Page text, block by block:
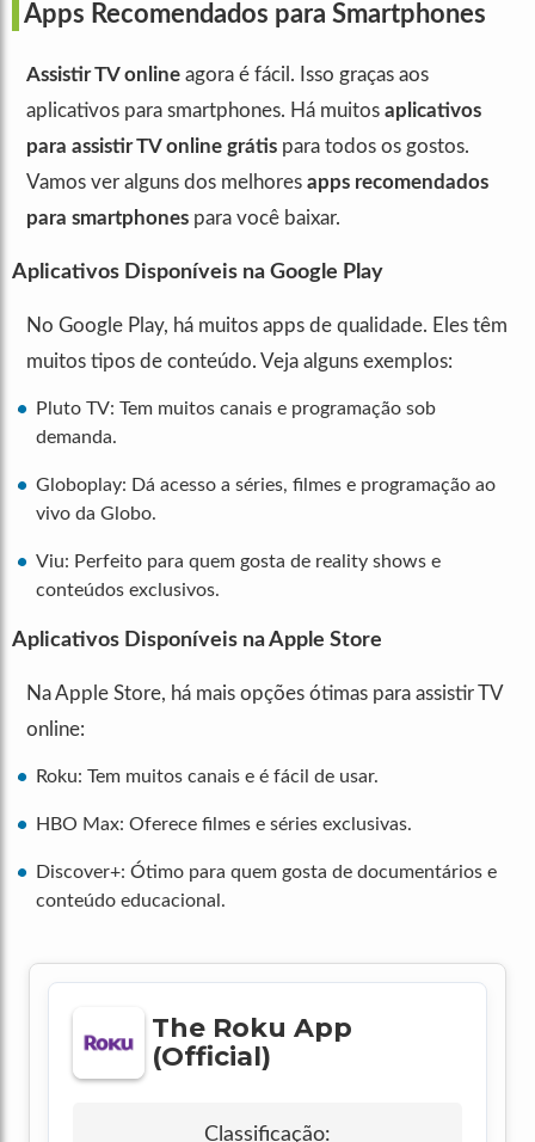
Apps Recomendados para Smartphones
Assistir TV online agora é fácil. Isso graças aos
aplicativos para smartphones. Há muitos aplicativos
para assistir TV online grátis para todos os gostos.
Vamos ver alguns dos melhores apps recomendados
para smartphones para você baixar.
Aplicativos Disponíveis na Google Play
No Google Play, há muitos apps de qualidade. Eles têm
muitos tipos de conteúdo. Veja alguns exemplos:
Pluto TV: Tem muitos canais e programação sob
demanda.
Globoplay: Dá acesso a séries, filmes e programação ao
vivo da Globo.
Viu: Perfeito para quem gosta de reality shows e
conteúdos exclusivos.
Aplicativos Disponíveis na Apple Store
Na Apple Store, há mais opções ótimas para assistir TV
online:
Roku: Tem muitos canais e é fácil de usar.
HBO Max: Oferece filmes e séries exclusivas.
Discover+: Ótimo para quem gosta de documentários e
conteúdo educacional.
The Roku App
(Official)
Classificação: